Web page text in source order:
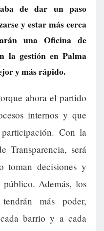
de dar un paso
y estar más cerca
una Oficina de
la gestión en Palma
y más rápido.
ahora el partido
internos y que
Con la
Transparencia, será
toman decisiones y
Además, los
más poder,
barrio y a cada